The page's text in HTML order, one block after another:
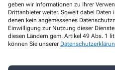
geben wir Informationen zu Ihrer
Drittanbieter weiter. Soweit dabei Daten
denen kein angemessenes
Einwilligung zur Nutzung dieser
diesen Ländern gem. Artikel 49 Abs. 1
können Sie unserer
Telefon:
Fax:
Email:
Website: